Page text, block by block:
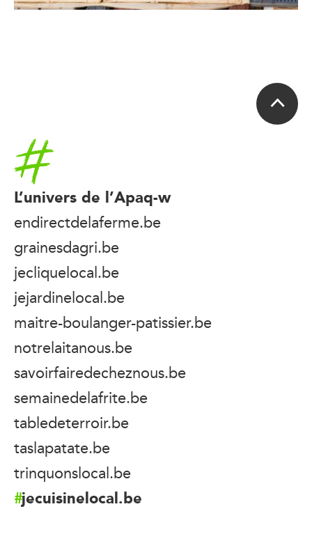
Accueil
L’univers de l’Apaq-w
endirectdelaferme.be
grainesdagri.be
jecliquelocal.be
jejardinelocal.be
maitre-boulanger-patissier.be
notrelaitanous.be
savoirfairedecheznous.be
semainedelafrite.be
tabledeterroir.be
taslapatate.be
trinquonslocal.be
jecuisinelocal.be